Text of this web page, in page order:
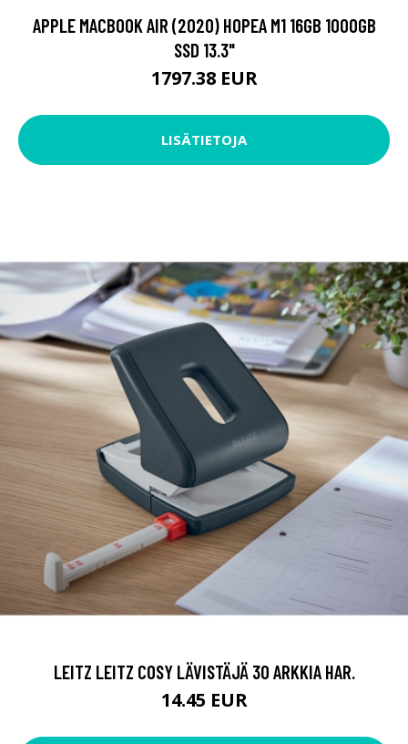
APPLE MACBOOK AIR (2020) HOPEA M1 16GB 1000GB
SSD 13.3"
1797.38 EUR
LISÄTIETOJA
LEITZ LEITZ COSY LÄVISTÄJÄ 30 ARKKIA HAR.
14.45 EUR